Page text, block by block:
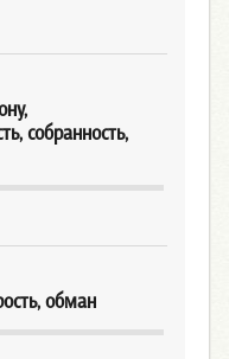
собранность,
обман